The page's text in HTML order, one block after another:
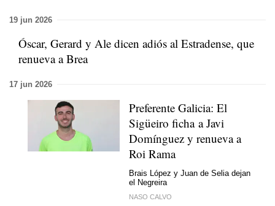
19 jun 2026
Óscar, Gerard y Ale dicen adiós al Estradense, que
renueva a Brea
17 jun 2026
Preferente Galicia: El
Sigüeiro ficha a Javi
Domínguez y renueva a
Roi Rama
Brais López y Juan de Selia dejan
el Negreira
NASO CALVO